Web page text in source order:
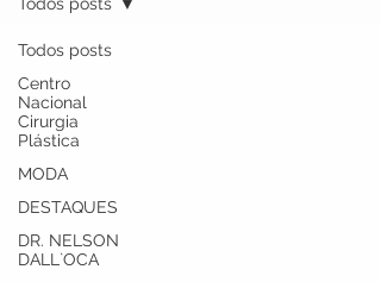
Todos posts
Centro
Nacional
Cirurgia
Plástica
MODA
DESTAQUES
DR. NELSON
DALL`OCA